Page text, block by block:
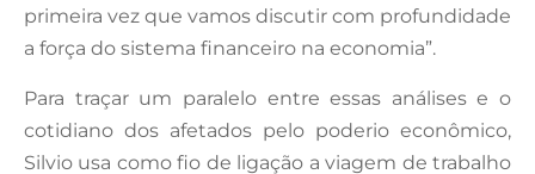
primeira vez que vamos discutir com profundidade
a força do sistema financeiro na economia”.
Para traçar um paralelo entre essas análises e o
cotidiano dos afetados pelo poderio econômico,
Silvio usa como fio de ligação a viagem de trabalho